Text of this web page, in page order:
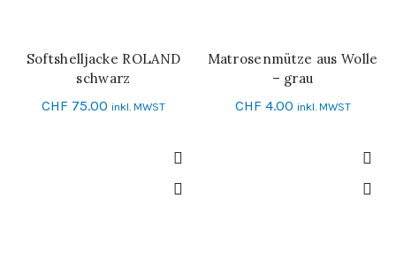
SCHNELL-EINKAUF
Softshelljacke ROLAND
schwarz
CHF 75.00 inkl. MWST
IN DEN WARENKORB
Matrosenmütze aus Wolle
– grau
CHF 4.00 inkl. MWST